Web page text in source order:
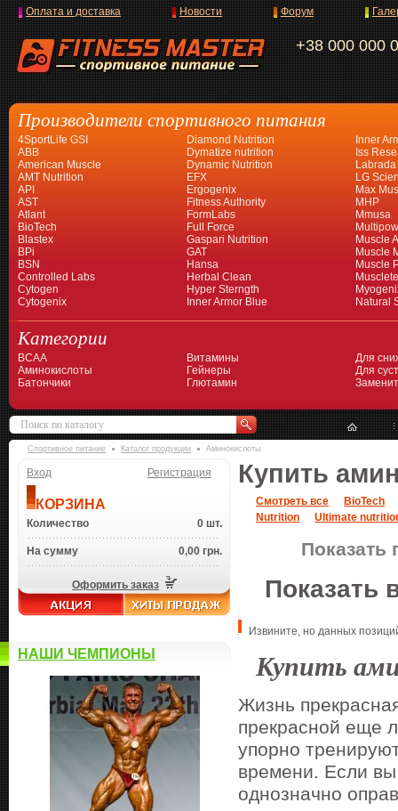
+38 000 000
Оплата и доставка Новости Форум
Производители спортивного питания
4SportLife GSI
ABB
American Muscle
AMT Nutrition
API
AST
Atlant
BioTech
Blastex
BPi
BSN
Controlled Labs
Cytogen
Cytogenix
Diamond Nutrition
Dymatize nutrition
Dynamic Nutrition
EFX
Ergogenix
Fitness Authority
FormLabs
Full Force
Gaspari Nutrition
GAT
Hansa
Herbal Clean
Hyper Sterngth
Inner Armor Blue
Inner
Iss
Labrada
LG
Max
MHP
Mmusa
Muscle
Muscle
Muscle
Natural
Категории
BCAA
Аминокислоты
Батончики
Витамины
Гейнеры
Глютамин
Для
Для
Спортивное питание Каталог продукции Аминокислоты
Вход Регистрация
КОРЗИНА
Количество 0 шт.
На сумму 0,00 грн.
Оформить заказ
НАШИ ЧЕМПИОНЫ
Купить
Смотреть все
BioTech
Nutrition
Ultimate
Показать
Показать
Извините, но данных
Купить
Жизнь
прекрасной еще
упорно
времени. Если
однозначно